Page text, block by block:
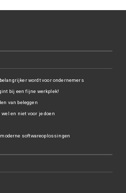
wordt voor ondernemers
bij een fijne werkplek!
van beleggen
en niet voor je doen
softwareoplossingen